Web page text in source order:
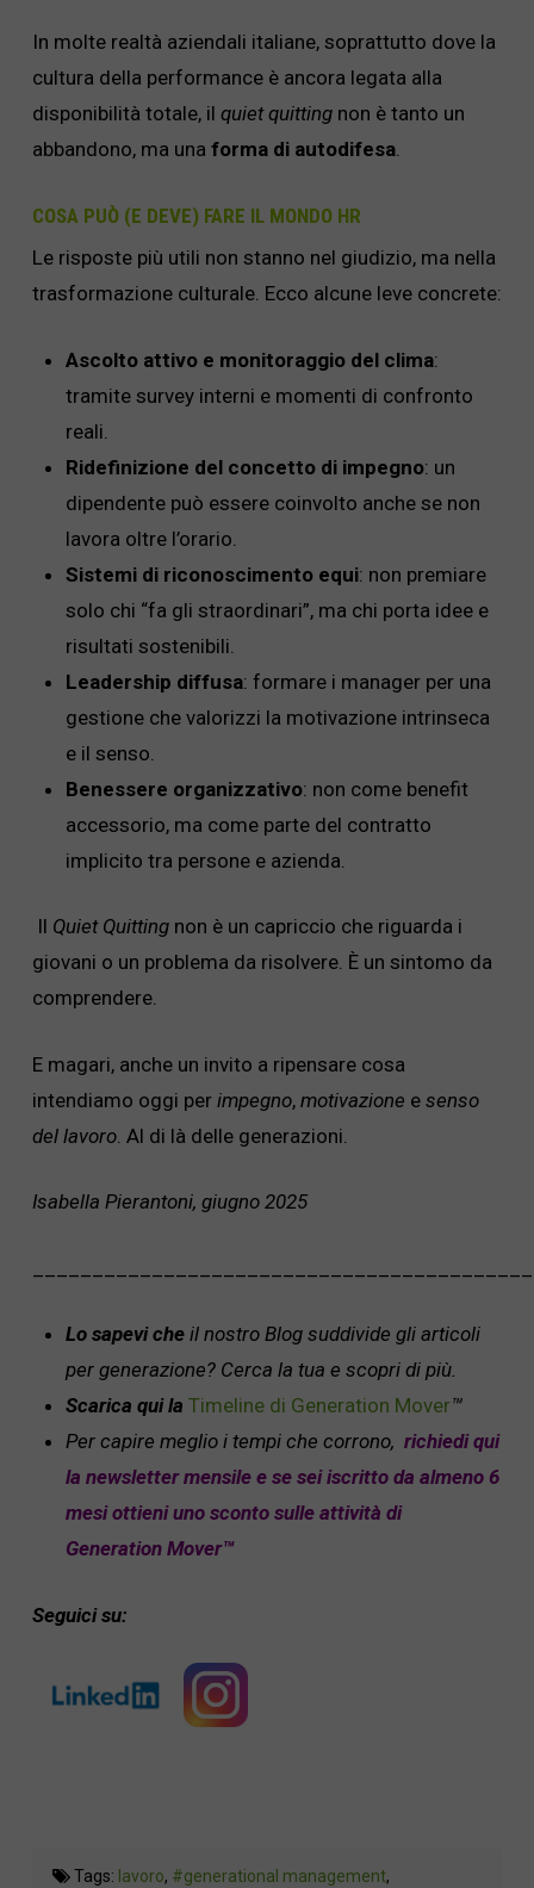
In molte realtà aziendali italiane, soprattutto dove la
cultura della performance è ancora legata alla
disponibilità totale, il quiet quittingnon è tanto un
abbandono, ma una forma di autodifesa.
COSA PUÒ (E DEVE) FARE IL MONDO HR
Le risposte più utili non stanno nel giudizio, ma nella
trasformazione culturale. Ecco alcune leve concrete:
Ascolto attivo e monitoraggio del clima:
tramite survey interni e momenti di confronto
reali.
Ridefinizione del concetto di impegno: un
dipendente può essere coinvolto anche se non
lavora oltre l’orario.
Sistemi di riconoscimento equi: non premiare
solo chi “fa gli straordinari”, ma chi porta idee e
risultati sostenibili.
Leadership diffusa: formare i manager per una
gestione che valorizzi la motivazione intrinseca
e il senso.
Benessere organizzativo: non come benefit
accessorio, ma come parte del contratto
implicito tra persone e azienda.
Il Quiet Quittingnon è un capriccio che riguarda i
giovani o un problema da risolvere. È un sintomo da
comprendere.
E magari, anche un invito a ripensare cosa
intendiamo oggi per impegno, motivazione e senso
del lavoro. Al di là delle generazioni.
Isabella Pierantoni, giugno 2025
Lo sapevi che il nostro Blog suddivide gli articoli
per generazione? Cerca la tua e scopri di più.
Scarica qui la Timeline di Generation Mover™
Per capire meglio i tempi che corrono, richiedi qui
la newsletter mensile e se sei iscritto da almeno 6
mesi ottieni uno sconto sulle attività di
Generation Mover™
Seguici su:
Tags: lavoro, #generational management,